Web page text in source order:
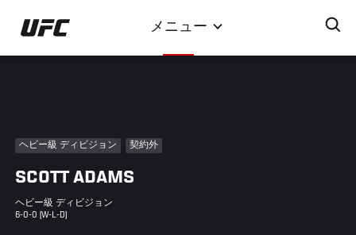
イ
ン
ン
ツ
に
移
動
メニュー
ヘビー級 ディビジョン 契約外
SCOTT ADAMS
ヘビー級 ディビジョン
6-0-0 (W-L-D)